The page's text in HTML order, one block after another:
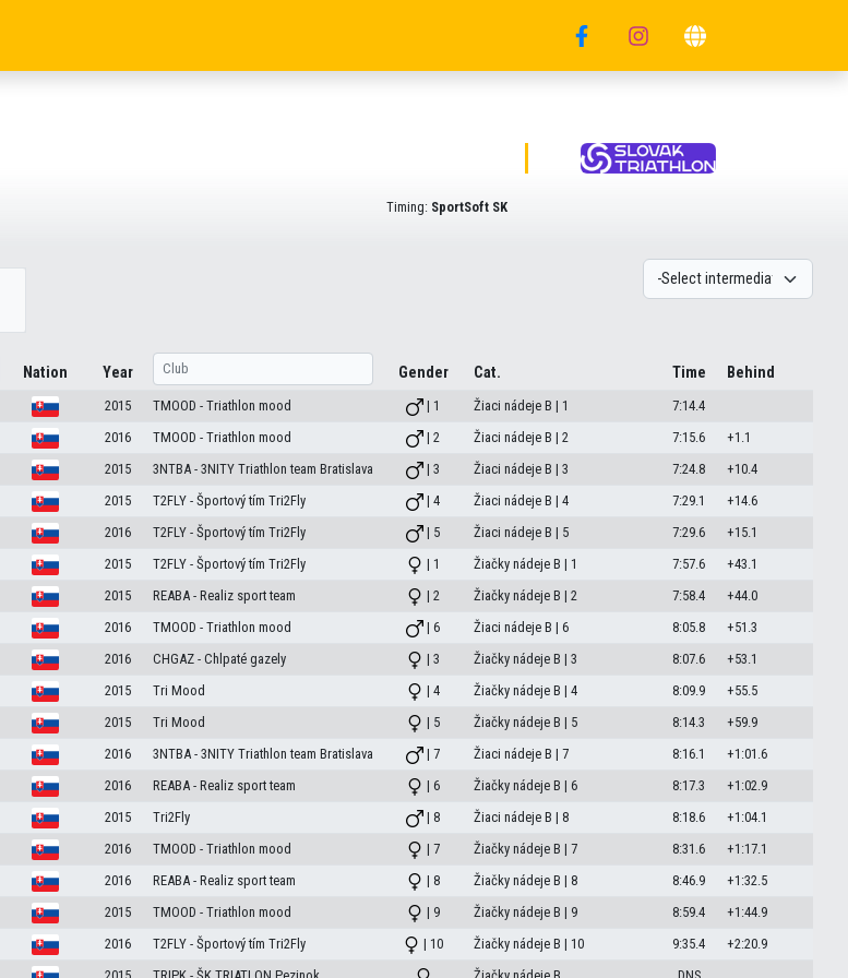
Timing: SportSoft SK
Nation Year Gender Cat. Time Behind
2015 TMOOD - Triathlon mood | 1 Žiaci nádeje B | 1
7:14.4
2016 TMOOD - Triathlon mood | 2 Žiaci nádeje B | 2 7:15.6
+1.1
2015 3NTBA - 3NITY Triathlon team Bratislava | 3 Žiaci nádeje B | 3 7:24.8
+10.4
2015 T2FLY - Športový tím Tri2Fly | 4 Žiaci nádeje B | 4 7:29.1
+14.6
2016 T2FLY - Športový tím Tri2Fly | 5 Žiaci nádeje B | 5 7:29.6
+15.1
2015 T2FLY - Športový tím Tri2Fly | 1 Žiačky nádeje B | 1 7:57.6
+43.1
2015 REABA - Realiz sport team | 2 Žiačky nádeje B | 2 7:58.4
+44.0
2016 TMOOD - Triathlon mood | 6 Žiaci nádeje B | 6 8:05.8
+51.3
2016 CHGAZ - Chlpaté gazely | 3 Žiačky nádeje B | 3 8:07.6
+53.1
2015 Tri Mood | 4 Žiačky nádeje B | 4 8:09.9
+55.5
2015 Tri Mood | 5 Žiačky nádeje B | 5 8:14.3
+59.9
2016 3NTBA - 3NITY Triathlon team Bratislava | 7 Žiaci nádeje B | 7 8:16.1
+1:01.6
2016 REABA - Realiz sport team | 6 Žiačky nádeje B | 6 8:17.3
+1:02.9
2015 Tri2Fly | 8 Žiaci nádeje B | 8 8:18.6
+1:04.1
2016 TMOOD - Triathlon mood | 7 Žiačky nádeje B | 7 8:31.6
+1:17.1
2016 REABA - Realiz sport team | 8 Žiačky nádeje B | 8 8:46.9
+1:32.5
2015 TMOOD - Triathlon mood | 9 Žiačky nádeje B | 9 8:59.4
+1:44.9
2016 T2FLY - Športový tím Tri2Fly | 10 Žiačky nádeje B | 10 9:35.4
+2:20.9